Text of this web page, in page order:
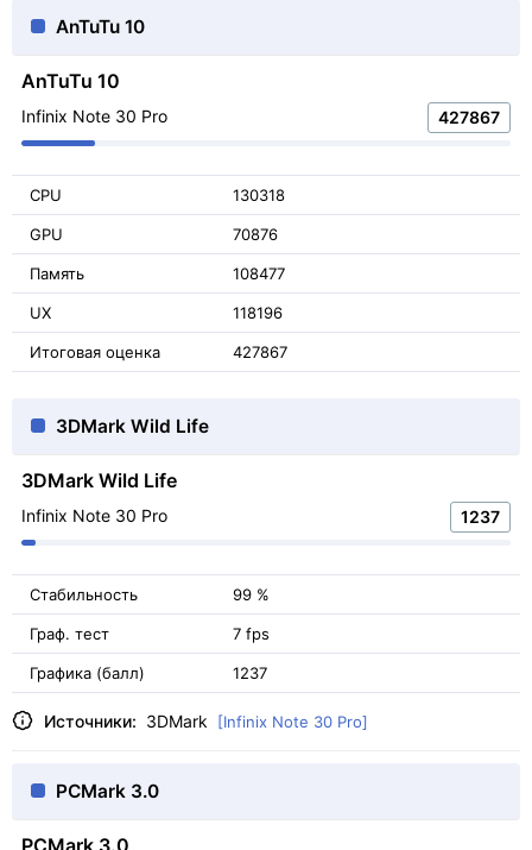
AnTuTu 10
AnTuTu 10
Infinix Note 30 Pro 427867
CPU 130318
GPU 70876
Память 108477
UX 118196
Итоговая оценка 427867
3DMark Wild Life
3DMark Wild Life
Infinix Note 30 Pro 1237
Стабильность 99 %
Граф. тест 7 fps
Графика (балл) 1237
Источники: 3DMark [Infinix Note 30 Pro]
PCMark 3.0
PCMark 3.0